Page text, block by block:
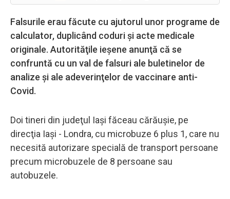
Falsurile erau făcute cu ajutorul unor programe de
calculator, duplicând coduri şi acte medicale
originale. Autorităţile ieşene anunţă că se
confruntă cu un val de falsuri ale buletinelor de
analize şi ale adeverinţelor de vaccinare anti-
Covid.
Doi tineri din judeţul Iaşi făceau cărăuşie, pe
direcţia Iaşi - Londra, cu microbuze 6 plus 1, care nu
necesită autorizare specială de transport persoane
precum microbuzele de 8 persoane sau
autobuzele.